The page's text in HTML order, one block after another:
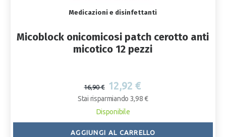
Medicazioni e disinfettanti
Micoblock onicomicosi patch cerotto anti
micotico 12 pezzi
16,90 € 12,92 €
Stai risparmiando 3,98 €
Disponibile
AGGIUNGI AL CARRELLO